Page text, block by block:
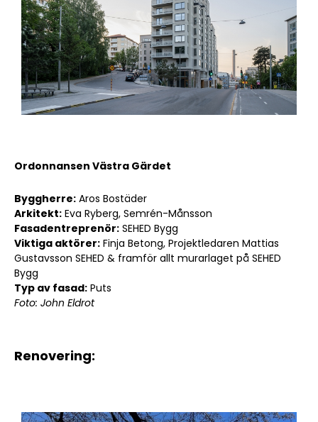
Ordonnansen Västra Gärdet
Byggherre: Aros Bostäder
Arkitekt: Eva Ryberg, Semrén-Månsson
Fasadentreprenör: SEHED Bygg
Viktiga aktörer: Finja Betong, Projektledaren Mattias
Gustavsson SEHED & framför allt murarlaget på SEHED
Bygg
Typ av fasad: Puts
Foto: John Eldrot
Renovering: